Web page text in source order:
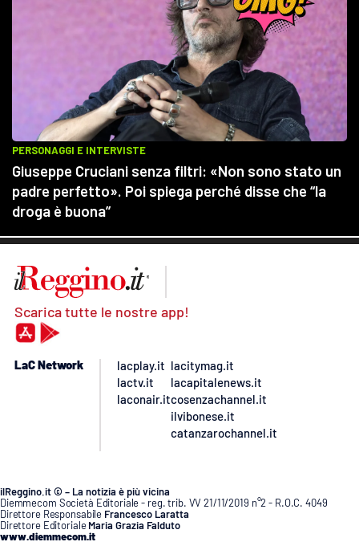
Scarica tutte le nostre app!
LaC Network
lacplay.it
lactv.it
laconair.it
lacitymag.it
lacapitalenews.it
cosenzachannel.it
ilvibonese.it
catanzarochannel.it
ilReggino.it © – La notizia è più vicina
Diemmecom Società Editoriale - reg. trib. VV 21/11/2019 n°2 - R.O.C. 4049
Direttore Responsabile Francesco Laratta
Direttore Editoriale Maria Grazia Falduto
www.diemmecom.it